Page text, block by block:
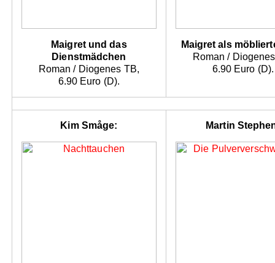
Maigret und das
Dienstmädchen
Roman / Diogenes TB,
6.90 Euro (D).
Maigret als
Roman /
6.90 Euro (D).
Kim Småge: Martin